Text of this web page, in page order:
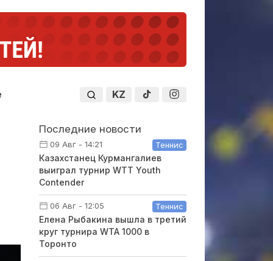
KZ
Последние новости
09 Авг - 14:21 Теннис
Казахстанец Курмангалиев
выиграл турнир WTT Youth
Contender
06 Авг - 12:05 Теннис
Елена Рыбакина вышла в третий
круг турнира WTA 1000 в
Торонто